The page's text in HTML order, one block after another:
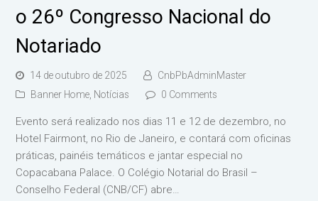
o 26º Congresso Nacional do
Notariado
14 de outubro de 2025
CnbPbAdminMaster
Banner Home Notícias 0 Comments
Evento será realizado nos dias 11 e 12 de dezembro, no
Hotel Fairmont, no Rio de Janeiro, e contará com oficinas
práticas, painéis temáticos e jantar especial no
Copacabana Palace. O Colégio Notarial do Brasil –
Conselho Federal (CNB/CF) abre…